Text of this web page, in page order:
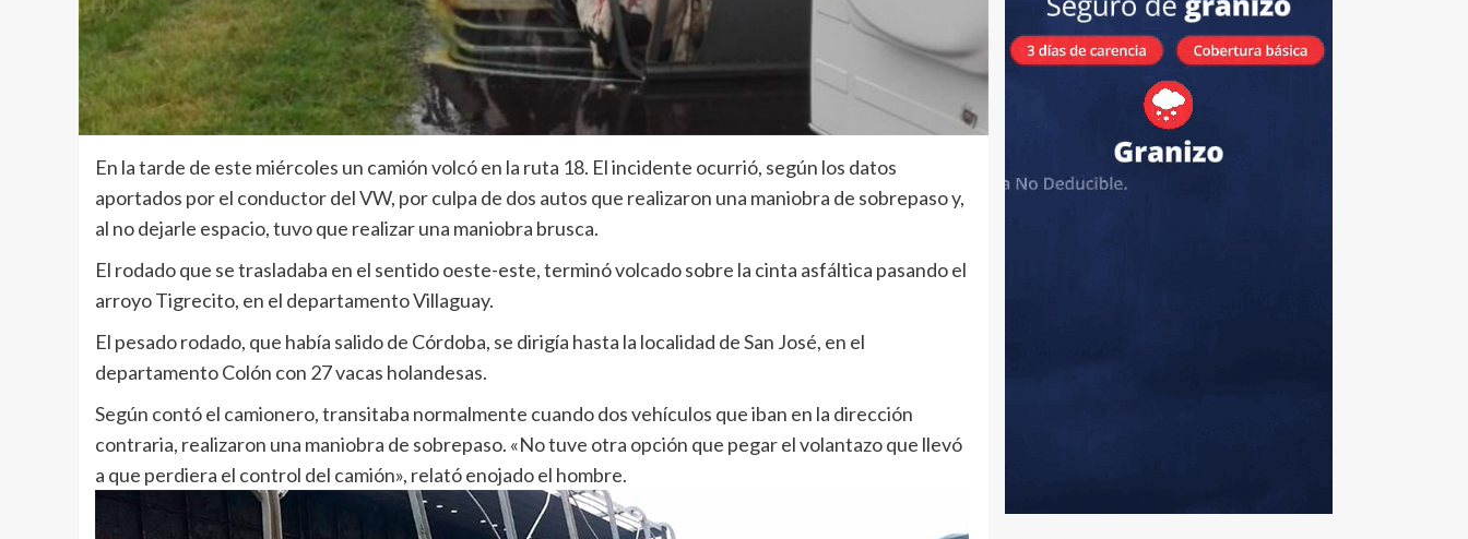
En la tarde de este miércoles un camión volcó en la ruta 18. El incidente ocurrió, según los datos
aportados por el conductor del VW, por culpa de dos autos que realizaron una maniobra de sobrepaso y,
al no dejarle espacio, tuvo que realizar una maniobra brusca.
El rodado que se trasladaba en el sentido oeste-este, terminó volcado sobre la cinta asfáltica pasando el
arroyo Tigrecito, en el departamento Villaguay.
El pesado rodado, que había salido de Córdoba, se dirigía hasta la localidad de San José, en el
departamento Colón con 27 vacas holandesas.
Según contó el camionero, transitaba normalmente cuando dos vehículos que iban en la dirección
contraria, realizaron una maniobra de sobrepaso. «No tuve otra opción que pegar el volantazo que llevó
a que perdiera el control del camión», relató enojado el hombre.